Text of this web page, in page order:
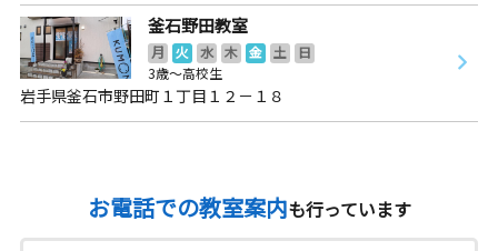
釜石野田教室
月 火 水 木 金 土
日
3歳～高校生
岩手県釜石市野田町１丁目１２－１８
お電話での教室案内も行っています